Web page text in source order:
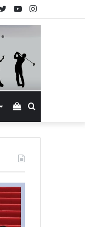
Instagram
YouTube
Twitter
Смотреть
корзину